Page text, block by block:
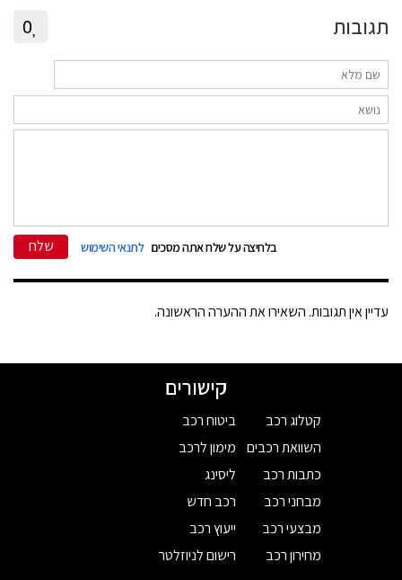
תגובות 0
בלחיצה על שלח אתה מסכים לתנאי השימוש שלח
עדיין אין תגובות. השאירו את ההערה הראשונה.
קישורים
קטלוג רכב
השוואת רכבים
כתבות רכב
מבחני רכב
מבצעי רכב
מחירון רכב
ביטוח רכב
מימון לרכב
ליסינג
רכב חדש
ייעוץ רכב
רישום לניוזלטר